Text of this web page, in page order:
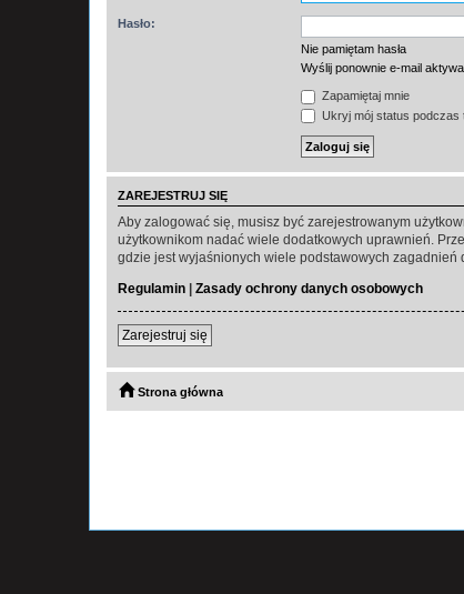
Hasło:
Nie pamiętam hasła
Wyślij ponownie e-mail
Zapamiętaj mnie
Ukryj mój status podczas
ZAREJESTRUJ SIĘ
Aby zalogować się, musisz być zarejestrowanym
użytkownikom nadać wiele dodatkowych uprawnień.
gdzie jest wyjaśnionych wiele podstawowych zagadnień
Regulamin | Zasady ochrony danych osobowych
Zarejestruj się
Strona główna